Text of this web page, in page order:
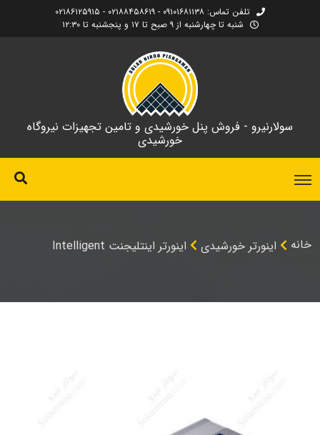
تلفن تماس: ۰۹۱۰۱۶۸۱۱۳۸ - ۰۲۱۸۸۴۵۸۶۱۹ - ۰۲۱۸۶۱۲۵۹۱۵
شنبه تا چهارشنبه از ۹ صبح تا ۱۷ و پنجشنبه تا ۱۲:۳۰
سولارنیرو - فروش پنل خورشیدی و تامین تجهیزات نیروگاه
خورشیدی
خانه اینورتر خورشیدی اینورتر اینتلیجنت Intelligent